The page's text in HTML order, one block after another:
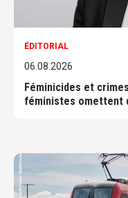
ÉDITORIAL
06.08.2026
Féminicides et
féministes omettent